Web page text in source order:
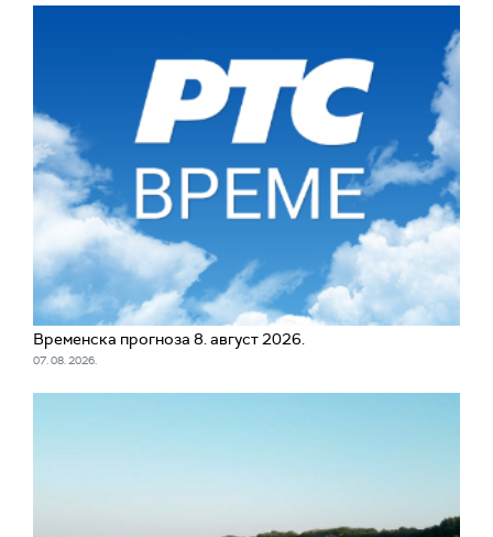
Временска прогноза 8. август 2026.
07. 08. 2026.